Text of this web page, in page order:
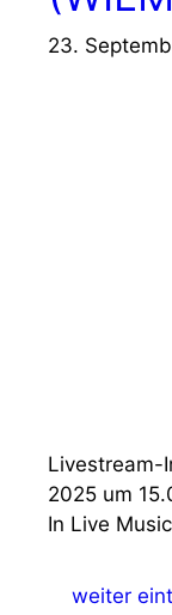
23.
Livestream-
2025 um
In Live
weiter